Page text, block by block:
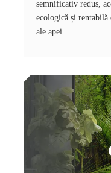
semnificativ redus,
ecologică și
ale apei.